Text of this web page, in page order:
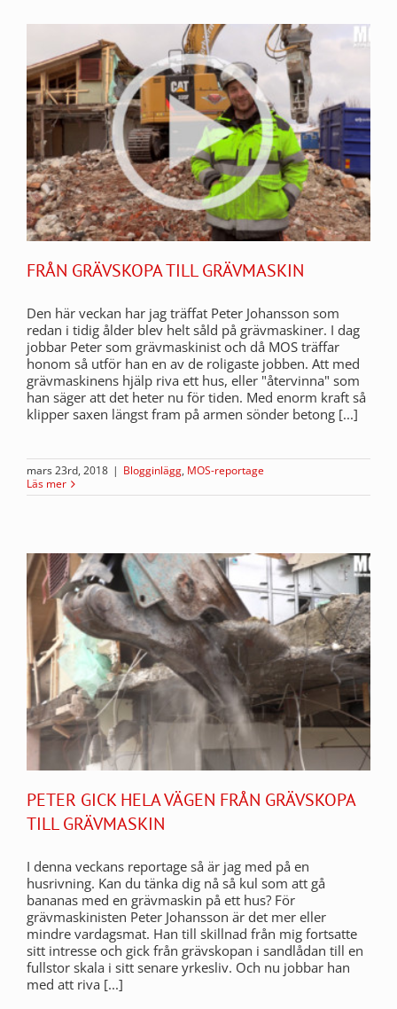
FRÅN GRÄVSKOPA TILL GRÄVMASKIN
Den här veckan har jag träffat Peter Johansson som
redan i tidig ålder blev helt såld på grävmaskiner. I dag
jobbar Peter som grävmaskinist och då MOS träffar
honom så utför han en av de roligaste jobben. Att med
grävmaskinens hjälp riva ett hus, eller "återvinna" som
han säger att det heter nu för tiden. Med enorm kraft så
klipper saxen längst fram på armen sönder betong [...]
mars 23rd, 2018 | Blogginlägg, MOS-reportage
Läs mer
PETER GICK HELA VÄGEN FRÅN GRÄVSKOPA
TILL GRÄVMASKIN
I denna veckans reportage så är jag med på en
husrivning. Kan du tänka dig nå så kul som att gå
bananas med en grävmaskin på ett hus? För
grävmaskinisten Peter Johansson är det mer eller
mindre vardagsmat. Han till skillnad från mig fortsatte
sitt intresse och gick från grävskopan i sandlådan till en
fullstor skala i sitt senare yrkesliv. Och nu jobbar han
med att riva [...]